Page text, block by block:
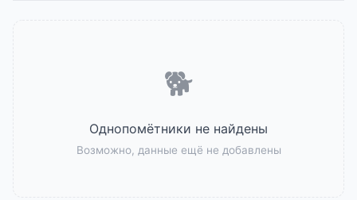
🐕
Однопомётники не найдены
Возможно, данные ещё не добавлены